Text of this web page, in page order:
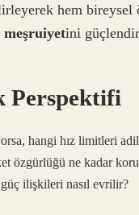
hem
meşruiyetini
Perspektifi
hangi hız limitleri
özgürlüğü ne kadar
ilişkileri nasıl evrilir?